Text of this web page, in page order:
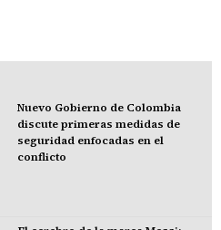
Nuevo Gobierno de Colombia
discute primeras medidas de
seguridad enfocadas en el
conflicto